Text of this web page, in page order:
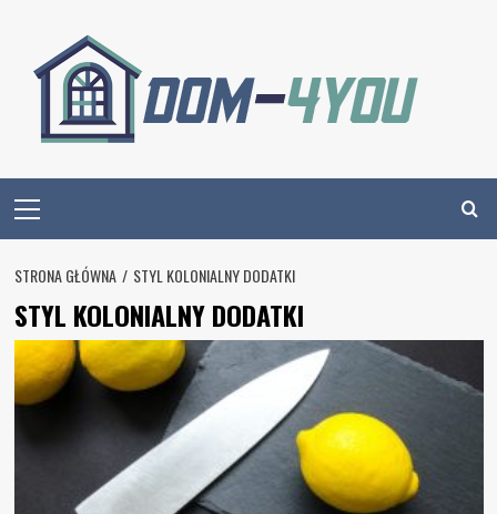
content
Menu
STRONA GŁÓWNA STYL KOLONIALNY DODATKI
STYL KOLONIALNY DODATKI